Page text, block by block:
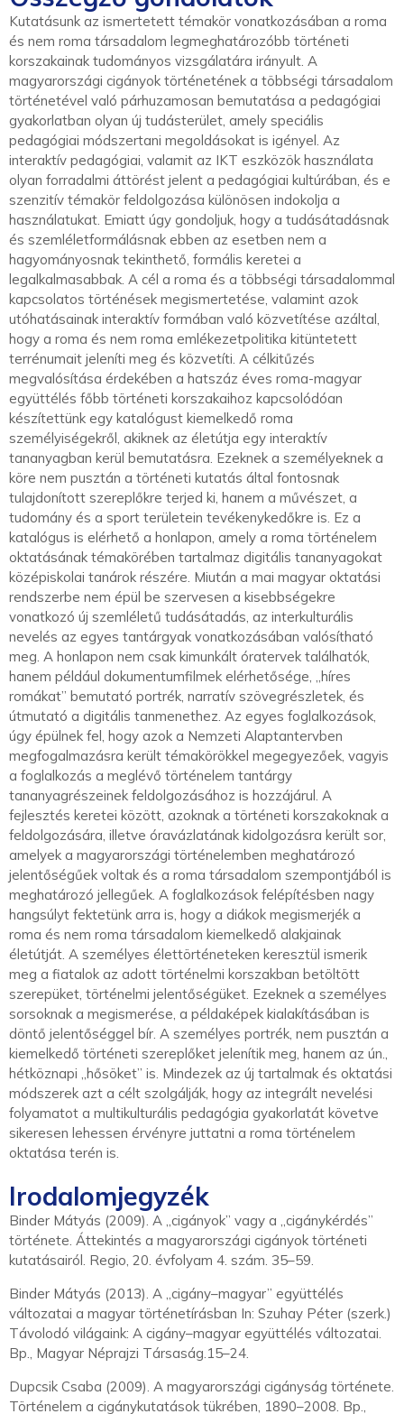
Kutatásunk az ismertetett témakör vonatkozásában a roma
és nem roma társadalom legmeghatározóbb történeti
korszakainak tudományos vizsgálatára irányult. A
magyarországi cigányok történetének a többségi társadalom
történetével való párhuzamosan bemutatása a pedagógiai
gyakorlatban olyan új tudásterület, amely speciális
pedagógiai módszertani megoldásokat is igényel. Az
interaktív pedagógiai, valamit az IKT eszközök használata
olyan forradalmi áttörést jelent a pedagógiai kultúrában, és e
szenzitív témakör feldolgozása különösen indokolja a
használatukat. Emiatt úgy gondoljuk, hogy a tudásátadásnak
és szemléletformálásnak ebben az esetben nem a
hagyományosnak tekinthető, formális keretei a
legalkalmasabbak. A cél a roma és a többségi társadalommal
kapcsolatos történések megismertetése, valamint azok
utóhatásainak interaktív formában való közvetítése azáltal,
hogy a roma és nem roma emlékezetpolitika kitüntetett
terrénumait jeleníti meg és közvetíti. A célkitűzés
megvalósítása érdekében a hatszáz éves roma-magyar
együttélés főbb történeti korszakaihoz kapcsolódóan
készítettünk egy katalógust kiemelkedő roma
személyiségekről, akiknek az életútja egy interaktív
tananyagban kerül bemutatásra. Ezeknek a személyeknek a
köre nem pusztán a történeti kutatás által fontosnak
tulajdonított szereplőkre terjed ki, hanem a művészet, a
tudomány és a sport területein tevékenykedőkre is. Ez a
katalógus is elérhető a honlapon, amely a roma történelem
oktatásának témakörében tartalmaz digitális tananyagokat
középiskolai tanárok részére. Miután a mai magyar oktatási
rendszerbe nem épül be szervesen a kisebbségekre
vonatkozó új szemléletű tudásátadás, az interkulturális
nevelés az egyes tantárgyak vonatkozásában valósítható
meg. A honlapon nem csak kimunkált óratervek találhatók,
hanem például dokumentumfilmek elérhetősége, „híres
romákat” bemutató portrék, narratív szövegrészletek, és
útmutató a digitális tanmenethez. Az egyes foglalkozások,
úgy épülnek fel, hogy azok a Nemzeti Alaptantervben
megfogalmazásra került témakörökkel megegyezőek, vagyis
a foglalkozás a meglévő történelem tantárgy
tananyagrészeinek feldolgozásához is hozzájárul. A
fejlesztés keretei között, azoknak a történeti korszakoknak a
feldolgozására, illetve óravázlatának kidolgozásra került sor,
amelyek a magyarországi történelemben meghatározó
jelentőségűek voltak és a roma társadalom szempontjából is
meghatározó jellegűek. A foglalkozások felépítésben nagy
hangsúlyt fektetünk arra is, hogy a diákok megismerjék a
roma és nem roma társadalom kiemelkedő alakjainak
életútját. A személyes élettörténeteken keresztül ismerik
meg a fiatalok az adott történelmi korszakban betöltött
szerepüket, történelmi jelentőségüket. Ezeknek a személyes
sorsoknak a megismerése, a példaképek kialakításában is
döntő jelentőséggel bír. A személyes portrék, nem pusztán a
kiemelkedő történeti szereplőket jelenítik meg, hanem az ún.,
hétköznapi „hősöket” is. Mindezek az új tartalmak és oktatási
módszerek azt a célt szolgálják, hogy az integrált nevelési
folyamatot a multikulturális pedagógia gyakorlatát követve
sikeresen lehessen érvényre juttatni a roma történelem
oktatása terén is.
Irodalomjegyzék
Binder Mátyás (2009). A „cigányok” vagy a „cigánykérdés”
története. Áttekintés a magyarországi cigányok történeti
kutatásairól. Regio, 20. évfolyam 4. szám. 35–59.
Binder Mátyás (2013). A „cigány–magyar” együttélés
változatai a magyar történetírásban In: Szuhay Péter (szerk.)
Távolodó világaink: A cigány–magyar együttélés változatai.
Bp., Magyar Néprajzi Társaság.15–24.
Dupcsik Csaba (2009). A magyarországi cigányság története.
Történelem a cigánykutatások tükrében, 1890–2008. Bp.,